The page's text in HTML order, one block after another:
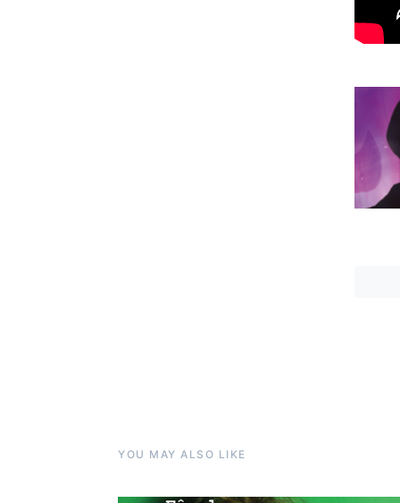
YOU MAY ALSO LIKE